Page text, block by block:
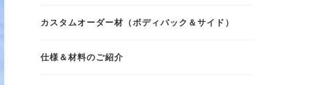
カスタムオーダー材（ボディバック＆サイド）
仕様＆材料のご紹介